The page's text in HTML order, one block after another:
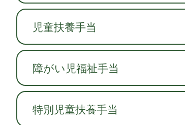
児童扶養手当
障がい児福祉手当
特別児童扶養手当